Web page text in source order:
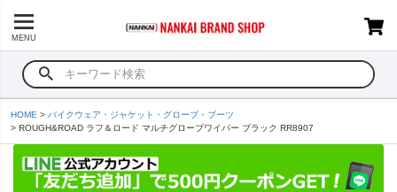
MENU
HOME
バイクウェア・ジャケット・グローブ・ブーツ
ROUGH&ROAD ラフ＆ロード マルチグローブワイパー ブラック RR8907